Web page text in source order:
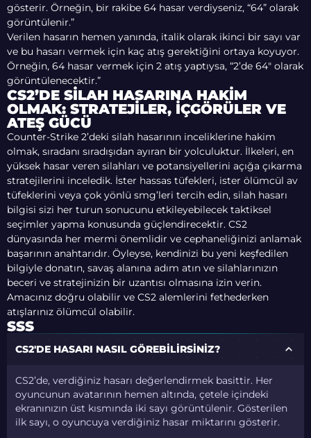
gösterir. Örneğin, bir rakibe 64 hasar verdiyseniz, “64” olarak
görüntülenir.”
Verilen hasarın hemen yanında, italik olarak ikinci bir sayı var
ve bu hasarı vermek için kaç atış gerektiğini ortaya koyuyor.
Örneğin, 64 hasar vermek için 2 atış yaptıysa, “2’de 64″ olarak
görüntülenecektir.”
CS2’DE SILAH HASARINA HAKIM
OLMAK: STRATEJILER, İÇGÖRÜLER VE
ATEŞ GÜCÜ
Counter-Strike 2’deki silah hasarının inceliklerine hakim
olmak, sıradanı sıradışıdan ayıran bir yolculuktur. İlkeleri, en
yüksek hasar veren silahları ve potansiyellerini açığa çıkarma
stratejilerini inceledik. İster hassas tüfekleri, ister ölümcül av
tüfeklerini veya çok yönlü smg’leri tercih edin, silah hasarı
bilgisi sizi her turun sonucunu etkileyebilecek taktiksel
seçimler yapma konusunda güçlendirecektir. CS2
dünyasında her mermi önemlidir ve cephaneliğinizi anlamak
başarının anahtarıdır. Öyleyse, kendinizi bu yeni keşfedilen
bilgiyle donatın, savaş alanına adım atın ve silahlarınızın
beceri ve stratejinizin bir uzantısı olmasına izin verin.
Amacınız doğru olabilir ve CS2 alemlerini fethederken
atışlarınız ölümcül olabilir.
SSS
CS2'DE HASARI NASIL GÖREBILIRSINIZ?
CS2’de, verdiğiniz hasarı değerlendirmek basittir. Her
oyuncunun avatarının hemen altında, çetele içindeki
ekranınızın üst kısmında iki sayı görüntülenir. Gösterilen
ilk sayı, o oyuncuya verdiğiniz hasar miktarını gösterir.